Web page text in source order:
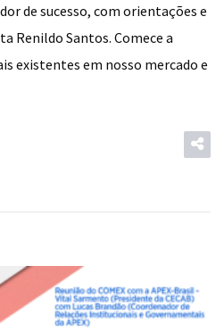
de sucesso, com orientações e
Renildo Santos. Comece a
existentes em nosso mercado e